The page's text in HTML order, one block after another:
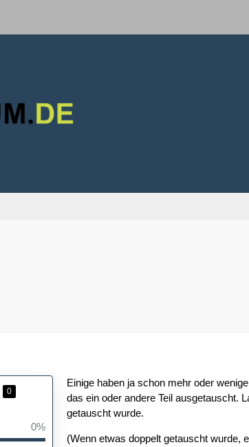
0
0%
Einige haben ja schon mehr oder
das ein oder andere Teil ausgetauscht.
getauscht wurde.
(Wenn etwas doppelt getauscht wurde,